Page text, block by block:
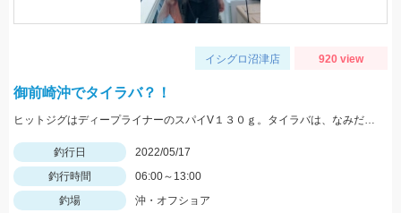
イシグロ沼津店 920 view
御前崎沖でタイラバ？！
ヒットジグはディープライナーのスパイV１３０ｇ。タイラバは、なみだまＴＧ８０ｇやビンビン玉１００ｇ等を使用
釣行日
2022/05/17
釣行時間
06:00～13:00
釣場
沖・オフショア